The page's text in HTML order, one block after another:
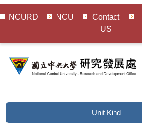
NCURD NCU
Contact
US
Unit Kind